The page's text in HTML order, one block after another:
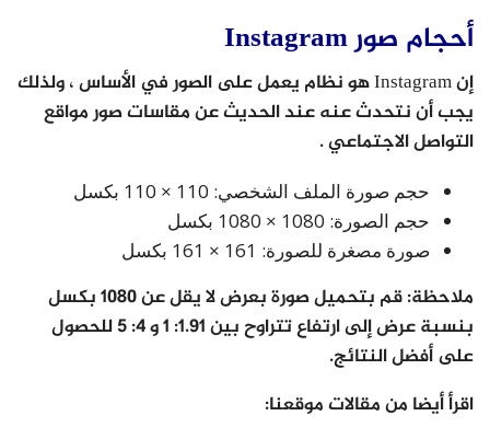
أحجام صور Instagram
إن Instagram هو نظام يعمل على الصور في الأساس ، ولذلك
يجب أن نتحدث عنه عند الحديث عن مقاسات صور مواقع
التواصل الاجتماعي .
حجم صورة الملف الشخصي: 110 × 110 بكسل
حجم الصورة: 1080 × 1080 بكسل
صورة مصغرة للصورة: 161 × 161 بكسل
ملاحظة: قم بتحميل صورة بعرض لا يقل عن 1080 بكسل
بنسبة عرض إلى ارتفاع تتراوح بين 1.91: 1 و 4: 5 للحصول
على أفضل النتائج.
اقرأ أيضا من مقالات موقعنا: